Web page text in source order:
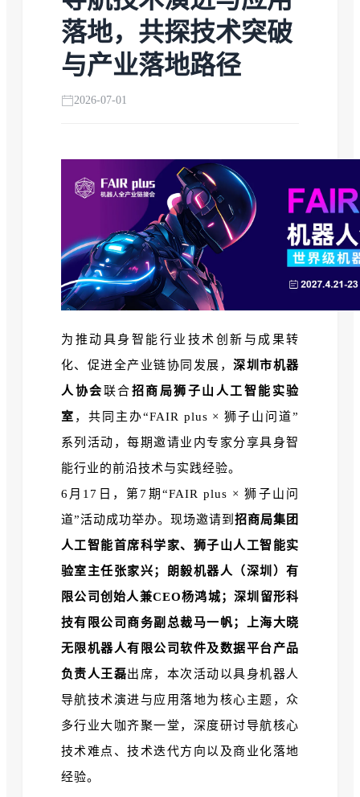
落地，共探技术突破
与产业落地路径
2026-07-01
为推动具身智能行业技术创新与成果转
化、促进全产业链协同发展，深圳市机器
人协会联合招商局狮子山人工智能实验
室 ，共同主办“FAIR plus × 狮子山问道”
系列活动，每期邀请业 内专家分享具身智
能行业的前沿技术与实践经验。
6月17日，第7 期“FAIR plus × 狮子山问
道”活动成功举办。现场邀请到 招商局集团
人工智能首席科学家、狮子山人工智能实
验室主任张家兴；
朗毅机器人（深圳）有
限公司创始人兼CEO杨鸿城；深圳留形科
技有限公司商务副总裁马一帆；上海大晓
无限机器人有限公司软件及数据平台产品
负责人王磊出席， 本次活动以具身机器人
导航技术演进与应用落地为核心主题，众
多行业大咖齐聚一堂，深度研讨导航核心
技术难点、技术迭代方向以及商业化落地
经验。